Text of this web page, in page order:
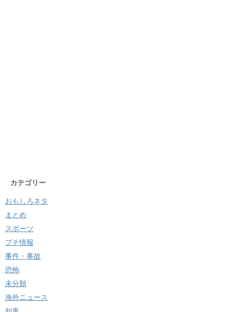
カテゴリー
おもしろネタ
まとめ
スポーツ
プチ情報
事件・事故
恐怖
未分類
海外ニュース